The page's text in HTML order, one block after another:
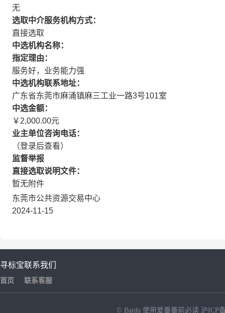
无
选取中介服务机构方式：
直接选取
中选机构名称：
指定理由：
服务好，业务能力强
中选机构联系地址：
广东省东莞市麻涌镇麻三工业一路3号101室
中选金额：
￥2,000.00元
业主单位咨询电话：
（登录后查看）
监督举报
直接选取说明文件：
暂无附件
东莞市公共资源交易中心
2024-11-15
寻标宝
首页
联系我们
联系客服
© Baidu 使用爱番番前必读 沪ICP